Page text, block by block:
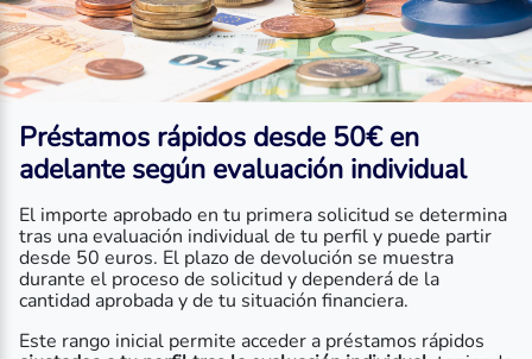
Préstamos rápidos desde 50€ en
adelante según evaluación individual
El importe aprobado en tu primera solicitud se determina
tras una evaluación individual de tu perfil y puede partir
desde 50 euros. El plazo de devolución se muestra
durante el proceso de solicitud y dependerá de la
cantidad aprobada y de tu situación financiera.
Este rango inicial permite acceder a préstamos rápidos